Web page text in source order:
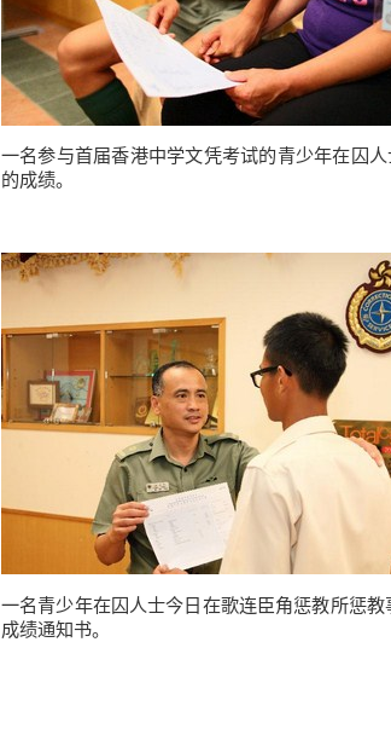
一名参与首届香港中学文凭考试的青少年在囚
的成绩。
一名青少年在囚人士今日在歌连臣角惩教所惩
成绩通知书。